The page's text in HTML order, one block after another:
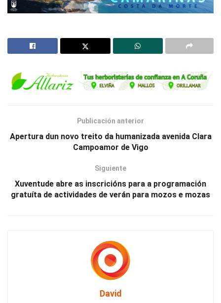
Publicación anterior
Apertura dun novo treito da humanizada avenida Clara
Campoamor de Vigo
Siguiente
Xuventude abre as inscricións para a programación
gratuíta de actividades de verán para mozos e mozas
David